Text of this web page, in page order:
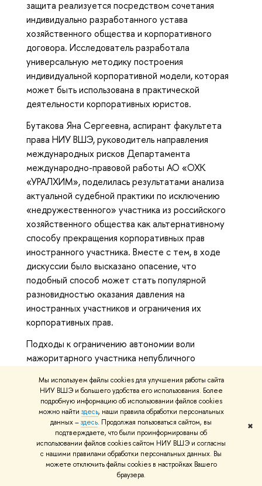
Мы используем файлы cookies для улучшения работы сайта
НИУ ВШЭ и большего удобства его использования. Более
подробную информацию об использовании файлов cookies
можно найти здесь, наши правила обработки персональных
данных –здесь. Продолжая пользоваться сайтом, вы
подтверждаете, что были проинформированы об
использовании файлов cookies сайтом НИУ ВШЭ и согласны
с нашими правилами обработки персональных данных. Вы
можете отключить файлы cookies в настройках Вашего
браузера.
✖
защита реализуется посредством сочетания
индивидуально разработанного устава
хозяйственного общества и корпоративного
договора. Исследователь разработала
универсальную методику построения
индивидуальной корпоративной модели, которая
может быть использована в практической
деятельности корпоративных юристов.
Бутакова Яна Сергеевна, аспирант факультета
права НИУ ВШЭ, руководитель направления
международных рисков Департамента
международно-правовой работы АО «ОХК
«УРАЛХИМ», поделилась результатами анализа
актуальной судебной практики по исключению
«недружественного» участника из российского
хозяйственного общества как альтернативному
способу прекращения корпоративных прав
иностранного участника. Вместе с тем, в ходе
дискуссии было высказано опасение, что
подобный способ может стать популярной
разновидностью оказания давления на
иностранных участников и ограничения их
корпоративных прав.
Подходы к ограничению автономии воли
мажоритарного участника непубличного
прибыли (дивидендов) стали центральной темой
выступления Дмитрия Дмитриевича Кваскова,
аспиранта Института законодательства и
сравнительного правоведения при Правительстве
РФ, заведующего сектором проектной
разработки нормативного регулирования в сфере
поддержки предпринимательской деятельности